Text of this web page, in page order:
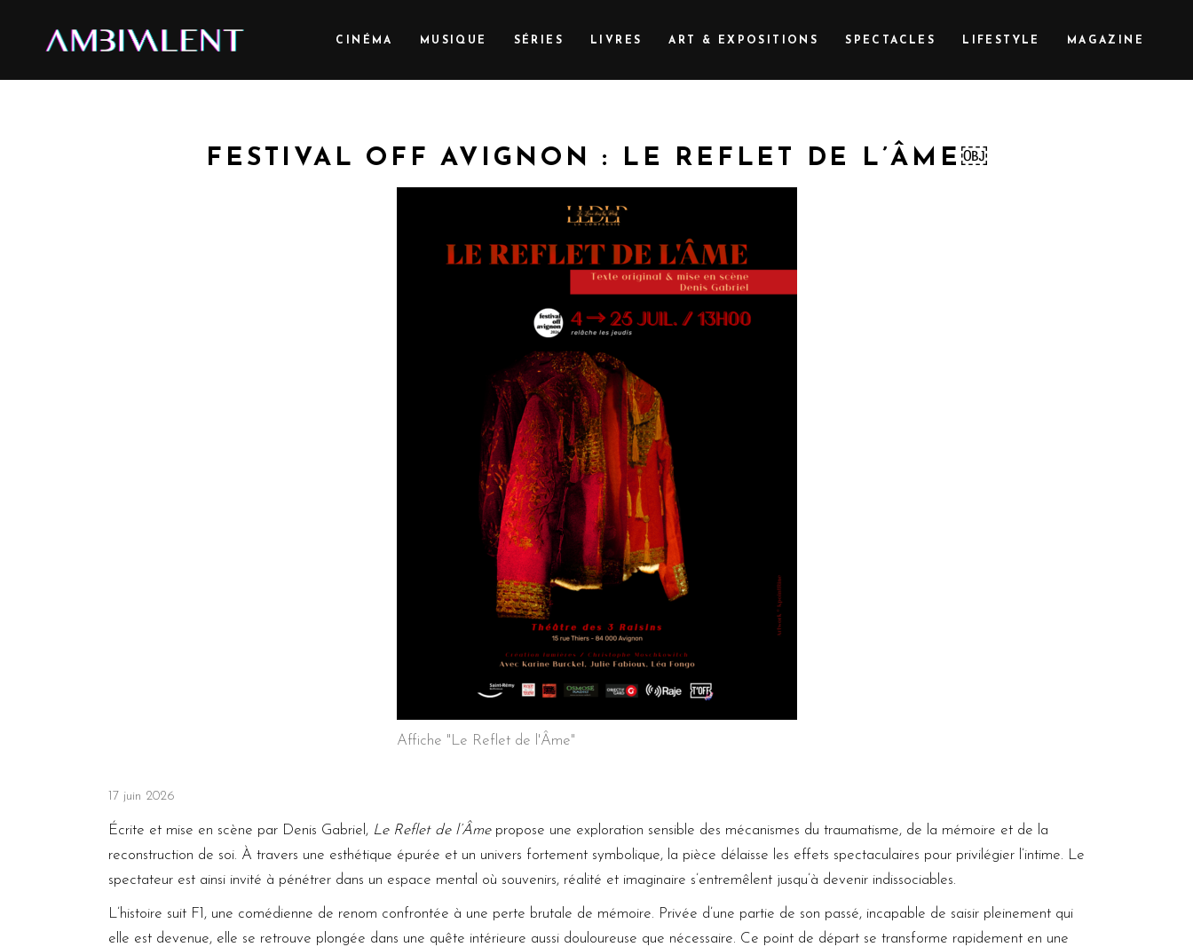
CINÉMA MUSIQUE SÉRIES LIVRES ART & EXPOSITIONS SPECTACLES LIFESTYLE MAGAZINE
FESTIVAL OFF AVIGNON : LE REFLET DE L’ÂME￼
Affiche "Le Reflet de l'Âme"
17 juin 2026
Écrite et mise en scène par Denis Gabriel, Le Reflet de l’Âmepropose une exploration sensible des mécanismes du traumatisme, de la mémoire et de la
reconstruction de soi. À travers une esthétique épurée et un univers fortement symbolique, la pièce délaisse les effets spectaculaires pour privilégier l’intime. Le
spectateur est ainsi invité à pénétrer dans un espace mental où souvenirs, réalité et imaginaire s’entremêlent jusqu’à devenir indissociables.
L’histoire suit F1, une comédienne de renom confrontée à une perte brutale de mémoire. Privée d’une partie de son passé, incapable de saisir pleinement qui
elle est devenue, elle se retrouve plongée dans une quête intérieure aussi douloureuse que nécessaire. Ce point de départ se transforme rapidement en une